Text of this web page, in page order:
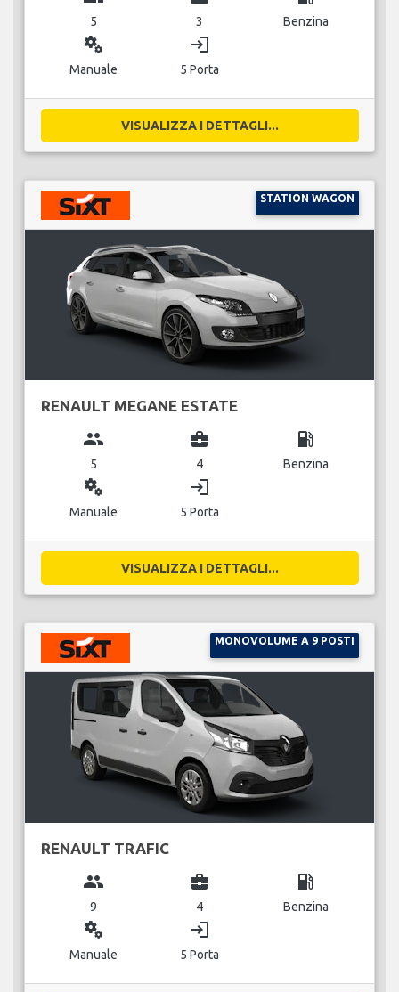
5 3 Benzina
miscellaneous_services
Manuale
login
5 Porta
VISUALIZZA I DETTAGLI...
STATION WAGON
RENAULT MEGANE ESTATE
group
5
business_center
4
local_gas_station
Benzina
miscellaneous_services
Manuale
login
5 Porta
VISUALIZZA I DETTAGLI...
MONOVOLUME A 9 POSTI
RENAULT TRAFIC
group
9
business_center
4
local_gas_station
Benzina
miscellaneous_services
Manuale
login
5 Porta